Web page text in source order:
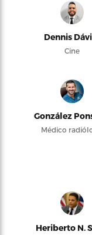
Dennis
Cine
González
Médico
Heriberto N.